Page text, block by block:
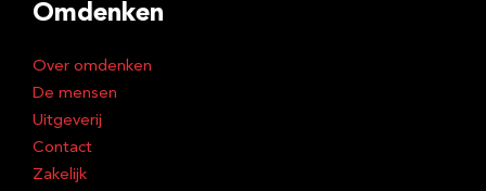
Omdenken
Over omdenken
De mensen
Uitgeverij
Contact
Zakelijk